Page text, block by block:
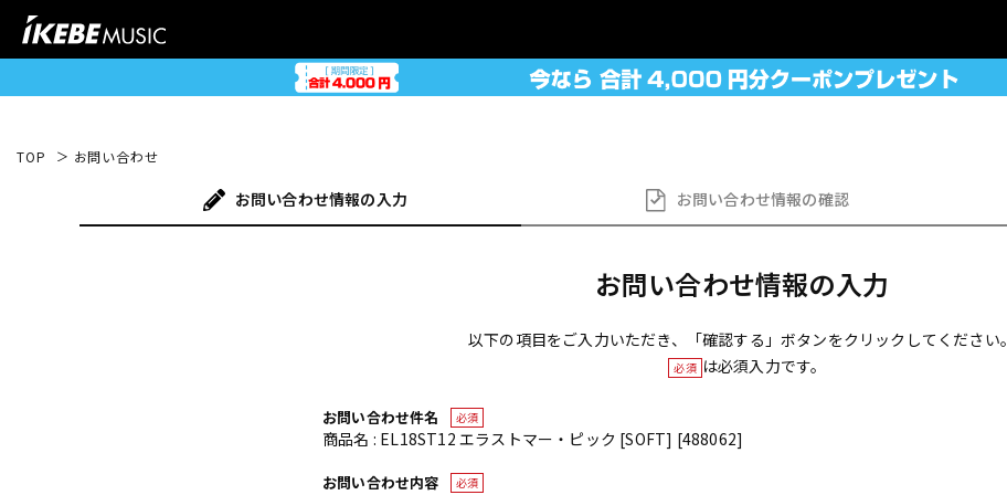
TOP お問い合わせ
お問い合わせ情報の入力 お問い合わせ情報の確認
お問い合わせ情報の入力
以下の項目をご入力いただき、「確認する」ボタンをクリックしてください。
必須 は必須入力です。
お問い合わせ件名 必須
商品名 : EL18ST12 エラストマー・ピック [SOFT] [488062]
お問い合わせ内容 必須